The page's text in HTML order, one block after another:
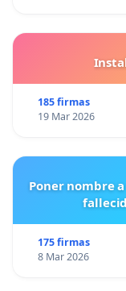
185 firmas
19 Mar 2026
Poner nombre
175 firmas
8 Mar 2026